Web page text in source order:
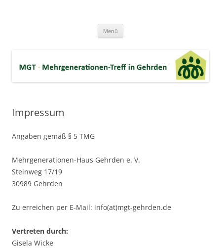
Menü
Impressum
Angaben gemäß § 5 TMG
Mehrgenerationen-Haus Gehrden e. V.
Steinweg 17/19
30989 Gehrden
Zu erreichen per E-Mail: info(at)mgt-gehrden.de
Vertreten durch:
Gisela Wicke